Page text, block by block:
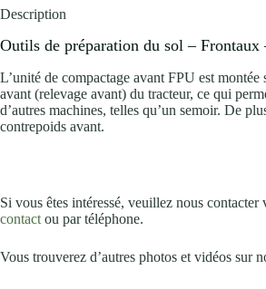
Description
Outils de préparation du sol – Frontaux
L’unité de compactage avant FPU est montée
avant (relevage avant) du tracteur, ce qui
d’autres machines, telles qu’un semoir. De
contrepoids avant.
Si vous êtes intéressé, veuillez nous contacter
contact ou par téléphone.
Vous trouverez d’autres photos et vidéos sur